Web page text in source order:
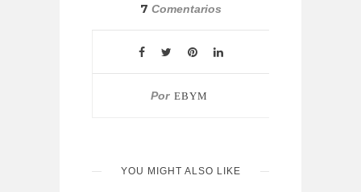
7 Comentarios
Por EBYM
YOU MIGHT ALSO LIKE